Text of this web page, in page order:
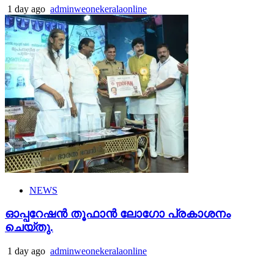
1 day ago adminweonekeralaonline
NEWS
ഓപ്പറേഷൻ തൂഫാൻ ലോഗോ പ്രകാശനം
ചെയ്തു.
1 day ago adminweonekeralaonline